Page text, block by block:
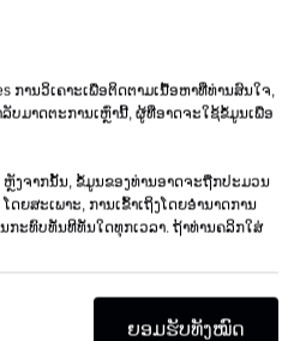
າລັບຄໍາຮ້ອງສະຫມັກ
ແບບວາລະສານ
ໃນສະພາບ
ເຄື່ອງ
ເຄື່ອງມ້
ການວິເຄາະເພື່ອຕິດຕາມເນື້ອຫາທີ່ທ່ານສົນໃຈ,
ບມາດຕະການເຫຼົ່ານີ້, ຜູ້ທີ່ອາດຈະໃຊ້ຂໍ້ມູນເພື່ອ
ງຈາກນັ້ນ, ຂໍ້ມູນຂອງທ່ານອາດຈະຖືກປະມວນ
ສະເພາະ, ການເຂົ້າເຖິງໂດຍອໍານາດການ
ກະ​ທົບ​ທັນ​ທີ​ທັນ​ໃດ​ທຸກ​ເວ​ລາ​. ຖ້າທ່ານຄລິກໃສ່
ຍອມຮັບທັງໝົດ